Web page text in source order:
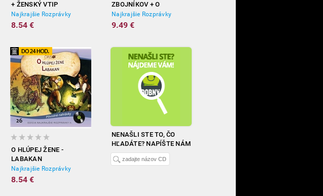
+ ŽENSKÝ VTIP
Najkrajšie Rozprávky
8.54 €
ZBOJNÍKOV + O
VRABCOVI A OKÚŇOVI
Najkrajšie Rozprávky
9.49 €
O HLÚPEJ ŽENE -
LABAKAN
Najkrajšie Rozprávky
8.54 €
NENAŠLI STE TO, ČO
HĽADÁTE? NAPÍŠTE NÁM